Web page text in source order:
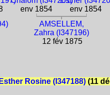
env 1854
env 1854
AMSELLEM,
Zahra (I347196)
12 fév 1875
Rosine (I347188)(11